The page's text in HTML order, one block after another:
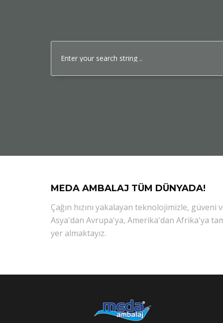
Enter your search string ..
MEDA AMBALAJ TÜM DÜNYADA!
Çağın hızını yakalayan teknolojimizle,
Asya'dan Avrupa'ya, Amerika'dan Afrika'ya
yer almaktayız.